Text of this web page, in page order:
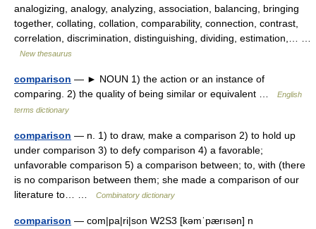
analogizing, analogy, analyzing, association, balancing, bringing
together, collating, collation, comparability, connection, contrast,
correlation, discrimination, distinguishing, dividing, estimation,… …
New thesaurus
comparison — ► NOUN 1) the action or an instance of
comparing. 2) the quality of being similar or equivalent …
English
terms dictionary
comparison — n. 1) to draw, make a comparison 2) to hold up
under comparison 3) to defy comparison 4) a favorable;
unfavorable comparison 5) a comparison between; to, with (there
is no comparison between them; she made a comparison of our
literature to… …
Combinatory dictionary
comparison — com|pa|ri|son W2S3 [kəmˈpærısən] n